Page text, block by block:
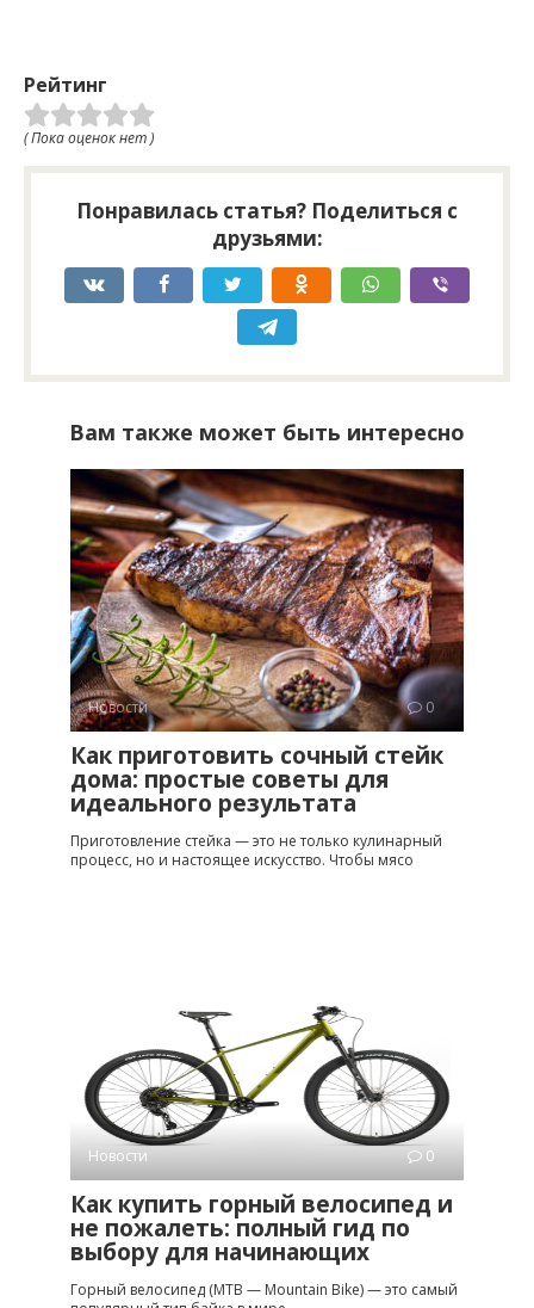
Рейтинг
( Пока оценок нет )
Понравилась статья? Поделиться с
друзьями:
Вам также может быть интересно
Новости 0
Как приготовить сочный стейк
дома: простые советы для
идеального результата
Приготовление стейка — это не только кулинарный
процесс, но и настоящее искусство. Чтобы мясо
Новости 0
Как купить горный велосипед и
не пожалеть: полный гид по
выбору для начинающих
Горный велосипед (MTB — Mountain Bike) — это самый